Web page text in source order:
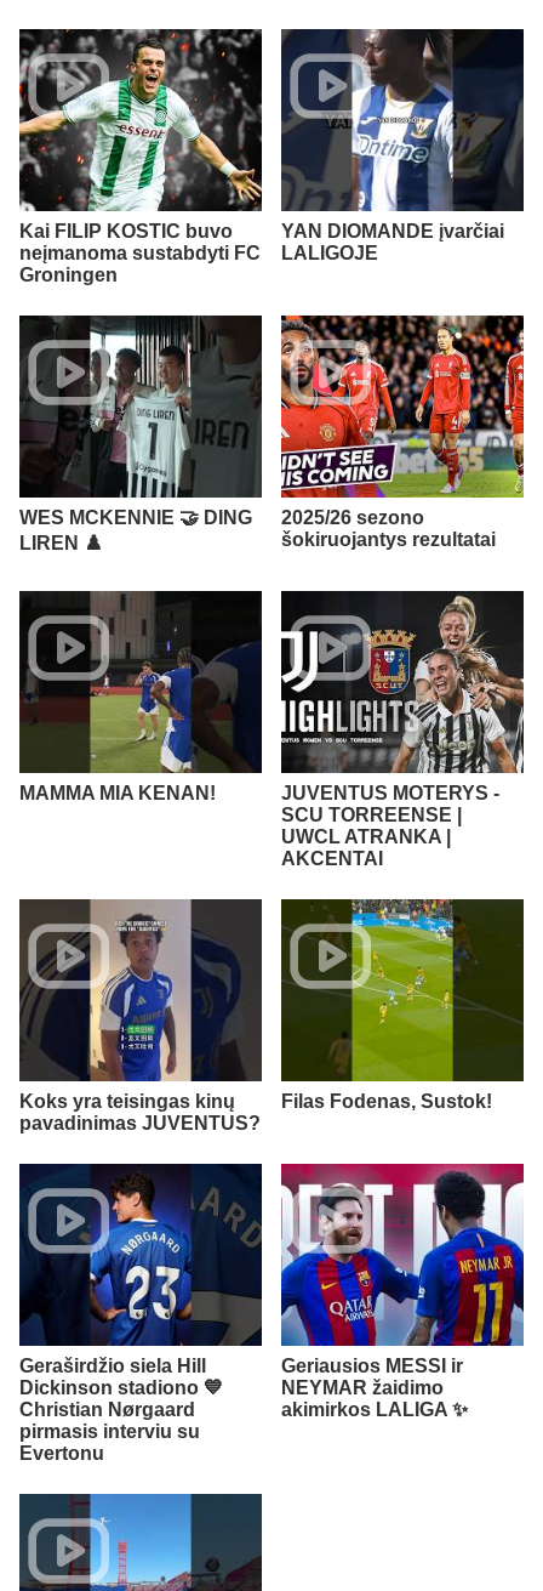
Kai FILIP KOSTIC buvo
neįmanoma sustabdyti FC
Groningen
YAN DIOMANDE įvarčiai
LALIGOJE
WES MCKENNIE 🤝 DING
LIREN ♟️
2025/26 sezono
šokiruojantys rezultatai
MAMMA MIA KENAN!
JUVENTUS MOTERYS -
SCU TORREENSE |
UWCL ATRANKA |
AKCENTAI
Koks yra teisingas kinų
pavadinimas JUVENTUS?
Filas Fodenas, Sustok!
Geraširdžio siela Hill
Dickinson stadiono 💙
Christian Nørgaard
pirmasis interviu su
Evertonu
Geriausios MESSI ir
NEYMAR žaidimo
akimirkos LALIGA ✨